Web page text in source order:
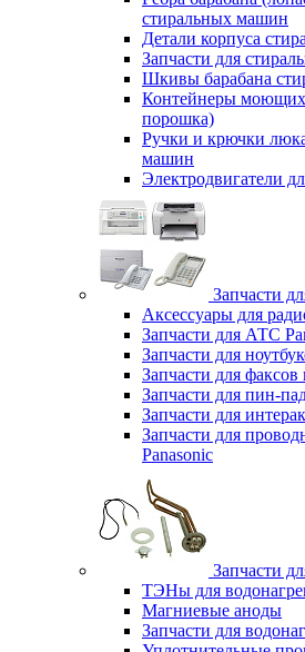
стиральных машин
Детали корпуса
Запчасти для
Шкивы барабана
Контейнеры моющих
порошка)
Ручки и крючки
машин
Электродвигатели
Запчасти
Аксессуары для
Запчасти для АТС
Запчасти для
Запчасти для
Запчасти для пин-
Запчасти для
Запчасти для
Panasonic
Запчасти
ТЭНы для
Магниевые аноды
Запчасти для